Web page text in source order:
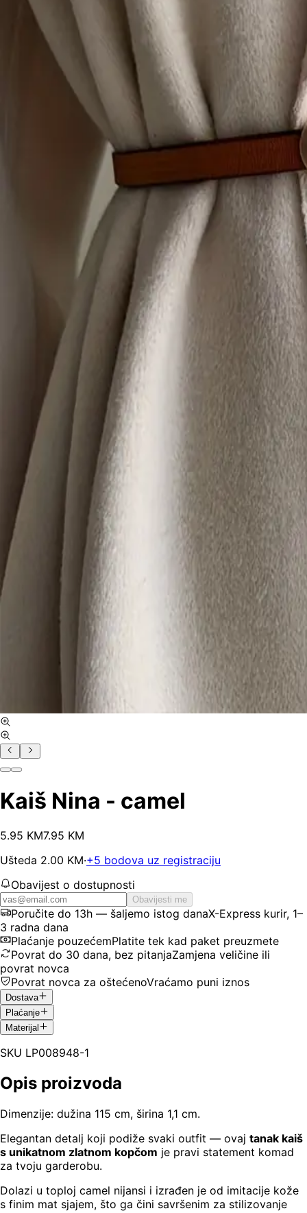
Kaiš Nina - camel
5.95 KM7.95 KM
Ušteda 2.00 KM·+5 bodova uz registraciju
Obavijest o dostupnosti
Obavijesti me
Poručite do 13h — šaljemo istog danaX-Express kurir, 1–
3 radna dana
Plaćanje pouzećemPlatite tek kad paket preuzmete
Povrat do 30 dana, bez pitanjaZamjena veličine ili
povrat novca
Povrat novca za oštećenoVraćamo puni iznos
Dostava
Plaćanje
Materijal
SKU LP008948-1
Opis proizvoda
Dimenzije: dužina 115 cm, širina 1,1 cm.
Elegantan detalj koji podiže svaki outfit — ovaj tanak kaiš
s unikatnom zlatnom kopčom je pravi statement komad
za tvoju garderobu.
Dolazi u toploj camel nijansi i izrađen je od imitacije kože
s finim mat sjajem, što ga čini savršenim za stilizovanje